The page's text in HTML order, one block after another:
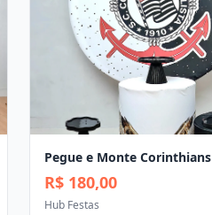
Pegue e Monte Corinthians
R$ 180,00
Hub Festas